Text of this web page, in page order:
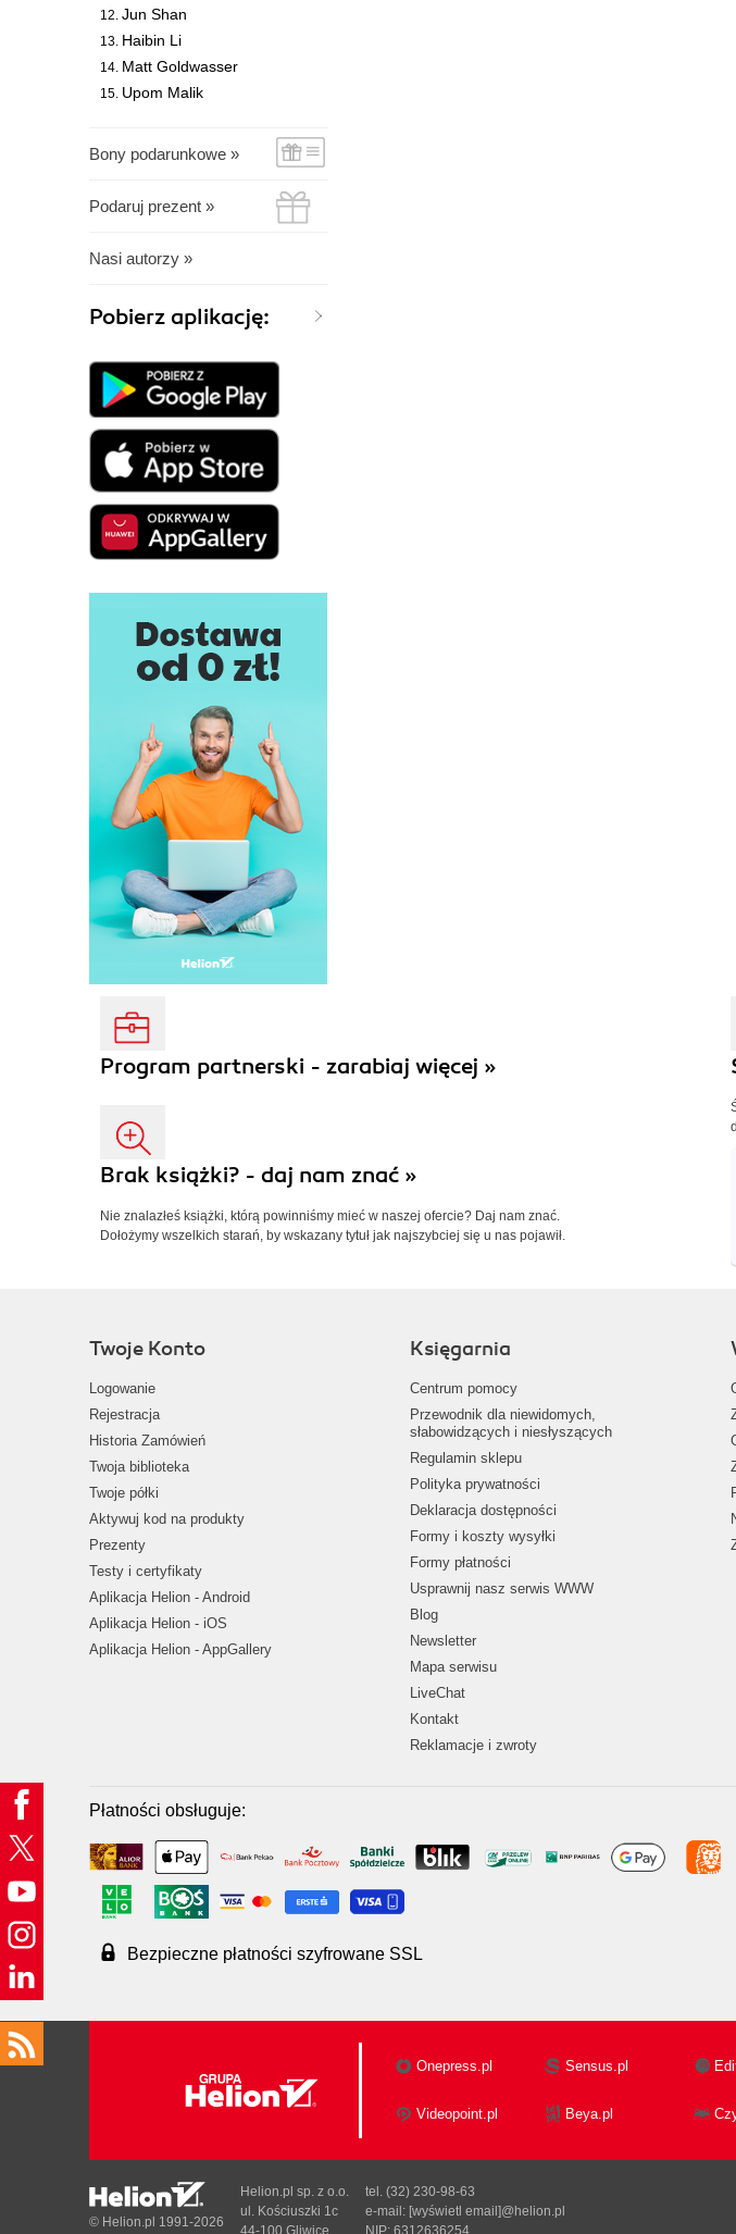
Jun Shan
Haibin Li
Matt Goldwasser
Upom Malik
Bony podarunkowe »
Podaruj prezent »
Nasi autorzy »
Pobierz aplikację:
Program partnerski - zarabiaj więcej »
Brak książki? - daj nam znać »
Nie znalazłeś książki, którą powinniśmy mieć w naszej ofercie? Daj nam znać.
Dołożymy wszelkich starań, by wskazany tytuł jak najszybciej się u nas pojawił.
Twoje Konto
Logowanie
Rejestracja
Historia Zamówień
Twoja biblioteka
Twoje półki
Aktywuj kod na produkty
Prezenty
Testy i certyfikaty
Aplikacja Helion - Android
Aplikacja Helion - iOS
Aplikacja Helion - AppGallery
Księgarnia
Centrum pomocy
Przewodnik dla niewidomych,
słabowidzących i niesłyszących
Regulamin sklepu
Polityka prywatności
Deklaracja dostępności
Formy i koszty wysyłki
Formy płatności
Usprawnij nasz serwis WWW
Blog
Newsletter
Mapa serwisu
LiveChat
Kontakt
Reklamacje i zwroty
Płatności obsługuje:
Bezpieczne płatności szyfrowane SSL
Onepress.pl Sensus.pl
Videopoint.pl Beya.pl
© Helion.pl 1991-2026
Helion.pl sp. z o.o.
ul. Kościuszki 1c
44-100 Gliwice
tel. (32) 230-98-63
e-mail: [wyświetl email]@helion.pl
NIP: 6312636254